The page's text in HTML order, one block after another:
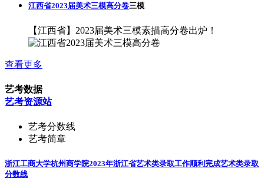
江西省2023届美术三模高分卷三模
【江西省】2023届美术三模素描高分卷出炉！
查看更多
艺考数据
艺考资源站
艺考分数线
艺考简章
浙江工商大学杭州商学院2023年浙江省艺术类录取工作顺利完成艺术类录取
分数线